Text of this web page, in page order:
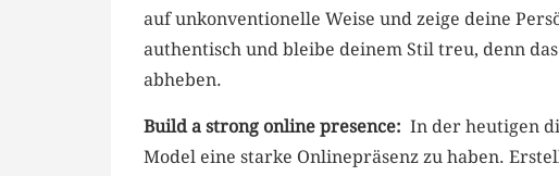
auf unkonventionelle ⁣Weise und ‍zeige⁢ deine
authentisch und bleibe deinem Stil treu, denn
abheben.
Build a strong online presence:
In der heutigen
⁢Model eine starke Onlinepräsenz ⁣zu haben.